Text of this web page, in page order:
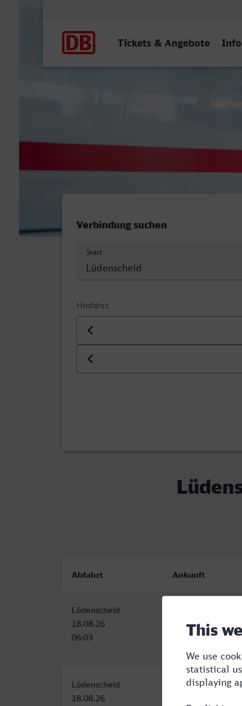
Tickets & Angebote Info
Lüdenscheid -
Verbindung suchen
Start
Hinfahrt
Datum der Hinfahrt
Uhrzeit der Hinfahrt
Abfahrt Ankunft
Lüdenscheid
18.08.26
06:03
18.08.26
12:59
Lüdenscheid
18.08.26
Neustrelitz Hbf